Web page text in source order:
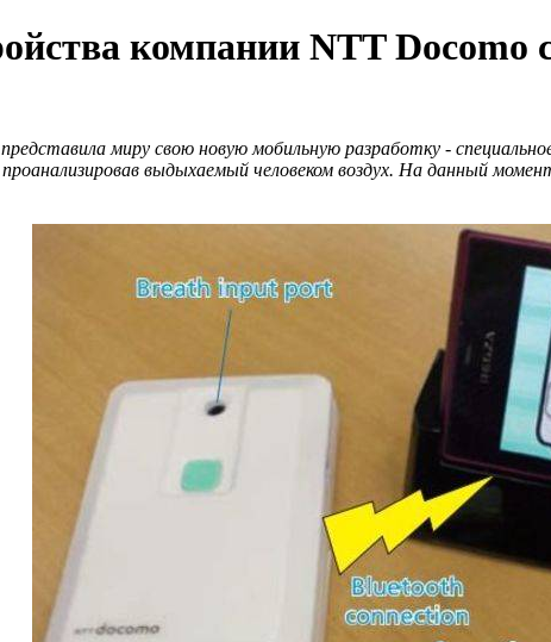
компании NTT Docomo
миру свою новую мобильную разработку -
выдыхаемый человеком воздух. На данный